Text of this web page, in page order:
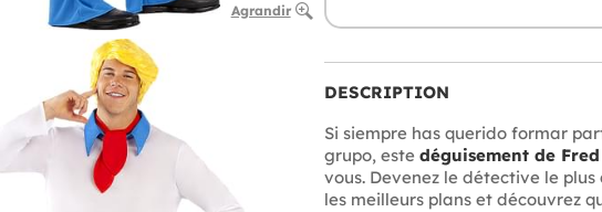
Agrandir
DESCRIPTION
Si siempre has querido formar
grupo, este déguisement de
vous. Devenez le détective le
les meilleurs plans et découvrez